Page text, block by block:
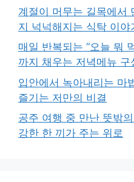
계절이 머무는 길목에서
지 넉넉해지는 식탁 이야
매일 반복되는 “오늘 뭐
까지 채우는 저녁메뉴 구
입안에서 녹아내리는 마
즐기는 저만의 비결
공주 여행 중 만난 뜻밖
강한 한 끼가 주는 위로